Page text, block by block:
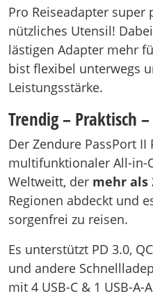
Pro Reiseadapter
nützliches Utensil!
lästigen Adapter mehr
bist flexibel unterwegs
Leistungsstärke.
Trendig – Praktisch
Der Zendure PassPort II
multifunktionaler All-in-
Weltweitt, der mehr als
Regionen abdeckt und
sorgenfrei zu reisen.
Es unterstützt PD 3.0,
und andere
mit 4 USB-C & 1 USB-A-